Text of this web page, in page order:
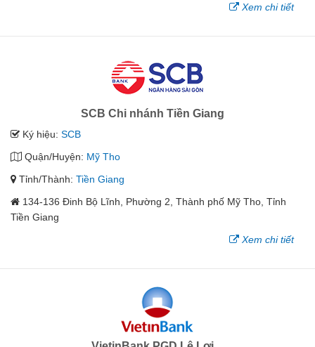
Xem chi tiết
SCB Chi nhánh Tiền Giang
Ký hiệu: SCB
Quận/Huyện: Mỹ Tho
Tỉnh/Thành: Tiền Giang
134-136 Đinh Bộ Lĩnh, Phường 2, Thành phố Mỹ Tho, Tỉnh
Tiền Giang
Xem chi tiết